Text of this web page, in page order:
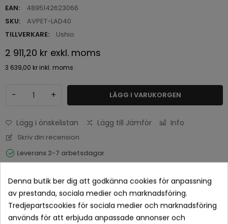
EAN:
4895142623066
SKU:
AVPET-LAD40
TILLVERKARE:
Ushio
2 911,20 kr exkl. moms
3 639,00 kr inkl. moms
- + LÄGG I VARUKORGEN
Lägg i önskelistan Lägg till Jämför Info
Skriv din recension
Leverans 2-7 arbetsdagar
Denna butik ber dig att godkänna cookies för anpassning
av prestanda, sociala medier och marknadsföring.
Tredjepartscookies för sociala medier och marknadsföring
används för att erbjuda anpassade annonser och